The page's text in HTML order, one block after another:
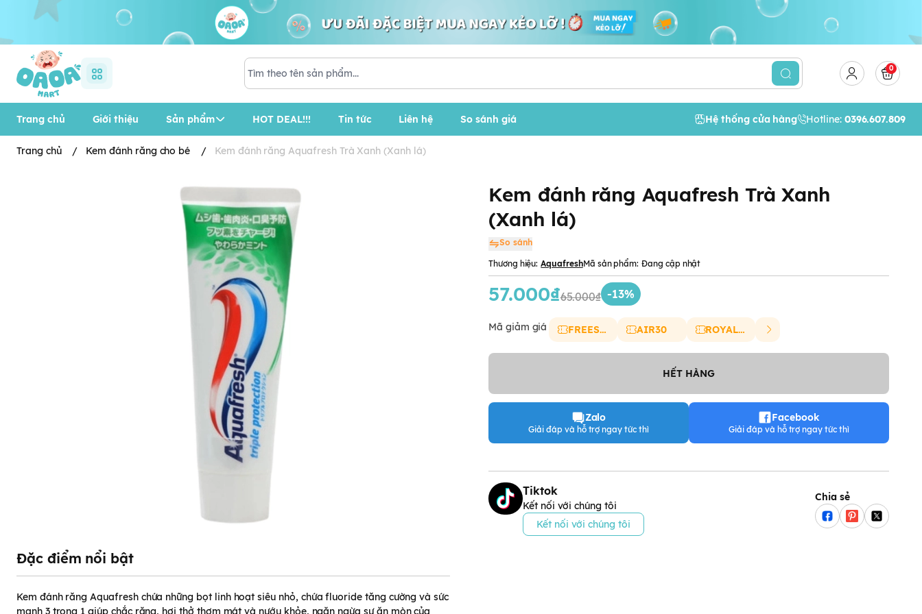
0
Trang chủ Giới thiệu Sản phẩm HOT DEAL!!! Tin tức Liên hệ So sánh giá Hệ thống cửa hàng Hotline: 0396.607.809
Trang chủ / Kem đánh răng cho bé / Kem đánh răng Aquafresh Trà Xanh (Xanh lá)
Kem đánh răng Aquafresh Trà Xanh
(Xanh lá)
So sánh
Thương hiệu: AquafreshMã sản phẩm: Đang cập nhật
57.000₫65.000₫ -13%
Mã giảm giá FREESHIP AIR30 ROYAL20
HẾT HÀNG
Zalo
Giải đáp và hỗ trợ ngay tức thì
Facebook
Giải đáp và hỗ trợ ngay tức thì
Tiktok
Kết nối với chúng tôi
Kết nối với chúng tôi
Chia sẻ
Đặc điểm nổi bật
Kem đánh răng Aquafresh chứa những bọt linh hoạt siêu nhỏ, chứa fluoride tăng cường và sức